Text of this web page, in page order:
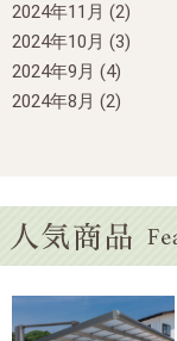
2024年11月 (2)
2024年10月 (3)
2024年9月 (4)
2024年8月 (2)